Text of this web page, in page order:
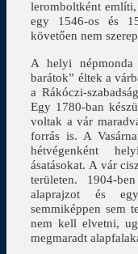
leromboltként
egy 1546-os és
követően nem
A helyi népmonda
barátok” éltek a
a Rákóczi-
Egy 1780-ban
voltak a vár
forrás is. A
hétvégenként
ásatásokat. A vár
területen. 1904-
alaprajzot és
semmiképpen sem
nem kell elvetni,
megmaradt